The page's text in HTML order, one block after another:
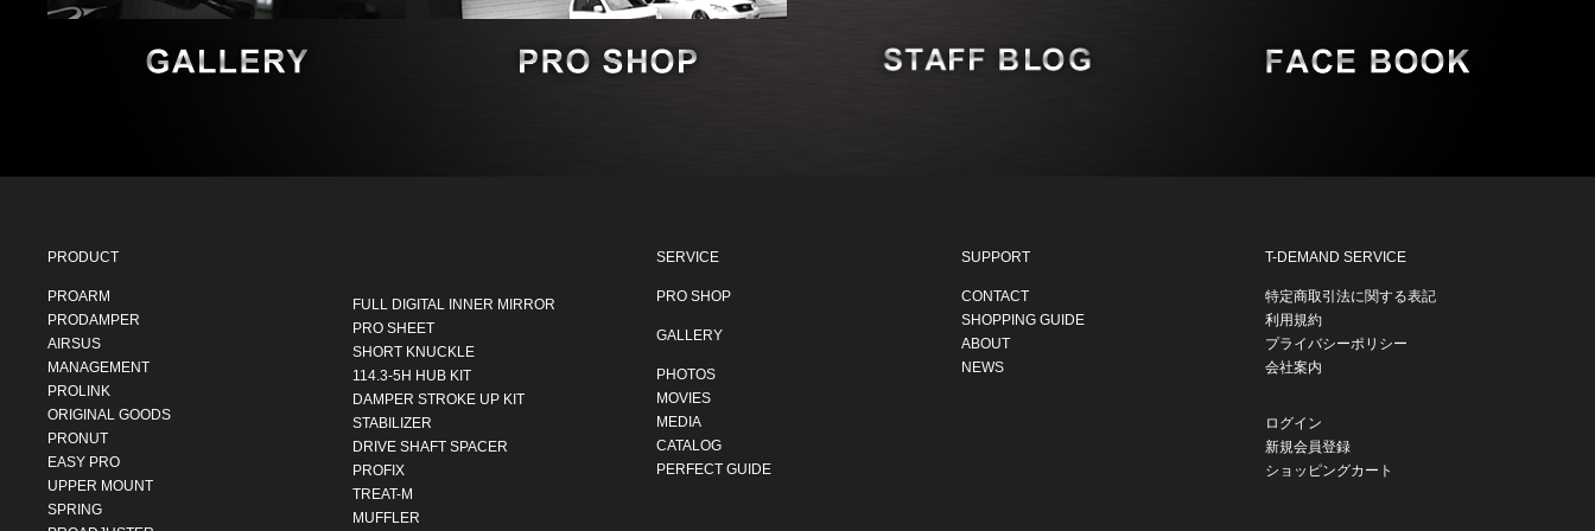
PRODUCT
PROARM
PRODAMPER
AIRSUS
MANAGEMENT
PROLINK
ORIGINAL GOODS
PRONUT
EASY PRO
UPPER MOUNT
SPRING
FULL DIGITAL INNER MIRROR
PRO SHEET
SHORT KNUCKLE
114.3-5H HUB KIT
DAMPER STROKE UP KIT
STABILIZER
DRIVE SHAFT SPACER
PROFIX
TREAT-M
MUFFLER
SERVICE
PRO SHOP
GALLERY
PHOTOS
MOVIES
MEDIA
CATALOG
PERFECT GUIDE
SUPPORT
CONTACT
SHOPPING GUIDE
ABOUT
NEWS
T-DEMAND SERVICE
特定商取引法に関する表記
利用規約
プライバシーポリシー
会社案内
ログイン
新規会員登録
ショッピングカート